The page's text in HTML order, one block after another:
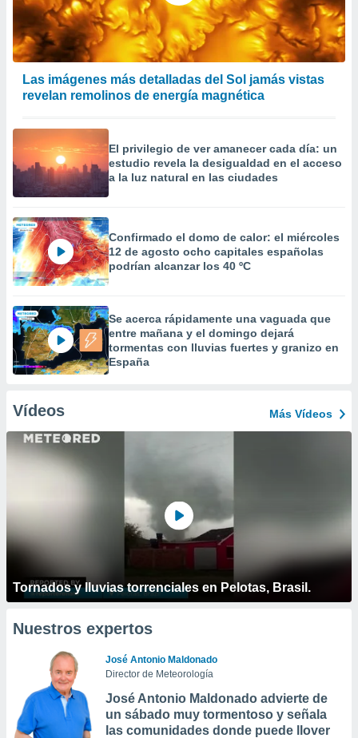
Las imágenes más detalladas del Sol jamás vistas
revelan remolinos de energía magnética
El privilegio de ver amanecer cada día: un
estudio revela la desigualdad en el acceso
a la luz natural en las ciudades
Confirmado el domo de calor: el miércoles
12 de agosto ocho capitales españolas
podrían alcanzar los 40 ºC
Se acerca rápidamente una vaguada que
entre mañana y el domingo dejará
tormentas con lluvias fuertes y granizo en
España
Vídeos Más Vídeos
Tornados y lluvias torrenciales en Pelotas, Brasil.
Nuestros expertos
José Antonio Maldonado
Director de Meteorología
José Antonio Maldonado advierte de
un sábado muy tormentoso y señala
las comunidades donde puede llover